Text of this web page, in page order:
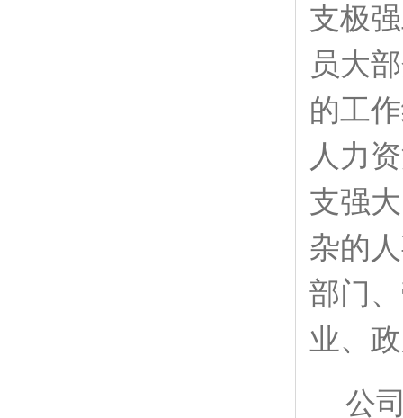
支极
员大
的工
人力
支强
杂的
部门
业、
公